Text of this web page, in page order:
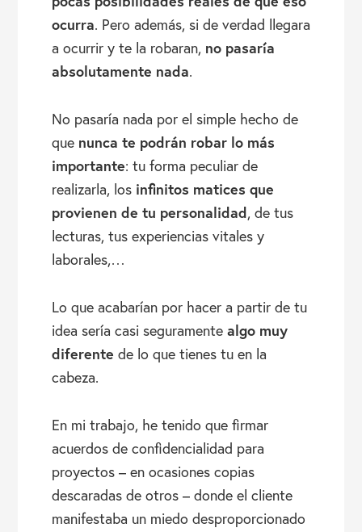
ocurra. Pero además, si de verdad llegara
a ocurrir y te la robaran, no pasaría
absolutamente nada.
No pasaría nada por el simple hecho de
que nunca te podrán robar lo más
importante: tu forma peculiar de
realizarla, los infinitos matices que
provienen de tu personalidad, de tus
lecturas, tus experiencias vitales y
laborales,…
Lo que acabarían por hacer a partir de tu
idea sería casi seguramente algo muy
diferente de lo que tienes tu en la
cabeza.
En mi trabajo, he tenido que firmar
acuerdos de confidencialidad para
proyectos – en ocasiones copias
descaradas de otros – donde el cliente
manifestaba un miedo desproporcionado